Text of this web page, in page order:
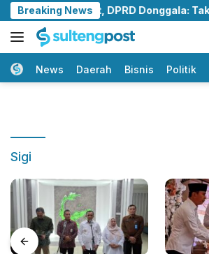
Langsung
ke
konten
Breaking News
Disorot, DPRD Donggala: Tak Boleh
HomeNews Daerah Bisnis Politik
Sigi